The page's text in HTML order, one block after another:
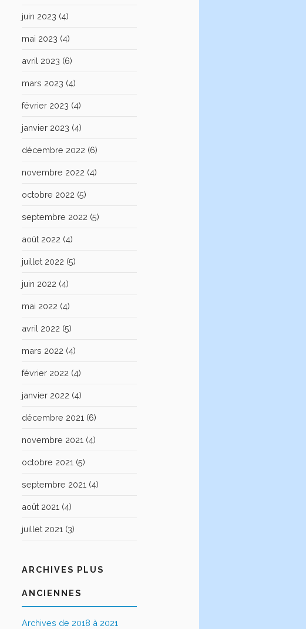
juin 2023 (4)
mai 2023 (4)
avril 2023 (6)
mars 2023 (4)
février 2023 (4)
janvier 2023 (4)
décembre 2022 (6)
novembre 2022 (4)
octobre 2022 (5)
septembre 2022 (5)
août 2022 (4)
juillet 2022 (5)
juin 2022 (4)
mai 2022 (4)
avril 2022 (5)
mars 2022 (4)
février 2022 (4)
janvier 2022 (4)
décembre 2021 (6)
novembre 2021 (4)
octobre 2021 (5)
septembre 2021 (4)
août 2021 (4)
juillet 2021 (3)
ARCHIVES PLUS
ANCIENNES
Archives de 2018 à 2021